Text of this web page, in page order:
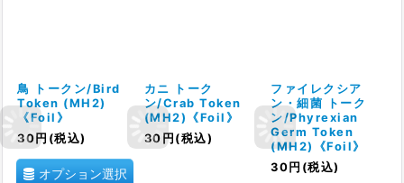
鳥 トークン/Bird
Token (MH2)
《Foil》
30円 (税込)
オプション選択
カニ トーク
ン/Crab Token
(MH2)《Foil》
30 円 (税込)
ファイレクシア
ン・細菌 トーク
ン/Phyrexian
Germ Token
(MH2)《Foil》
30 円 (税込)